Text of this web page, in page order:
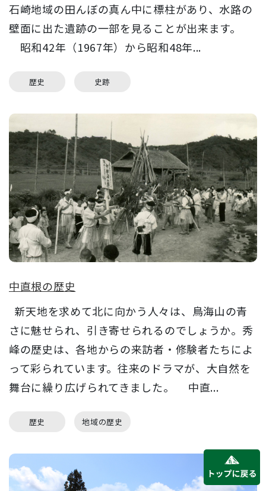
石崎地域の田んぼの真ん中に標柱があり、水路の
壁面に出た遺跡の一部を見ることが出来ます。
昭和42年（1967年）から昭和48年...
歴史 史跡
中直根の歴史
新天地を求めて北に向かう人々は、鳥海山の青
さに魅せられ、引き寄せられるのでしょうか。秀
峰の歴史は、各地からの来訪者・修験者たちによ
って彩られています。往来のドラマが、大自然を
舞台に繰り広げられてきました。 中直...
歴史 地域の歴史